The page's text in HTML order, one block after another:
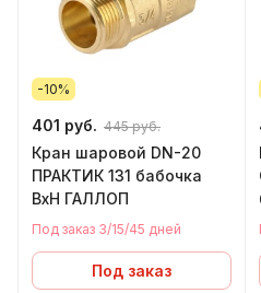
-10%
401 руб. 445 руб.
Кран шаровой DN-20
ПРАКТИК 131 бабочка
ВхН ГАЛЛОП
Под заказ 3/15/45 дней
Под заказ